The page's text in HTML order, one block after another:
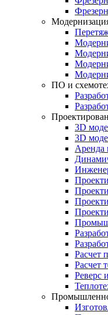
ПО и
3D
3D
Аренда
Расчет
Расчет
Реверс